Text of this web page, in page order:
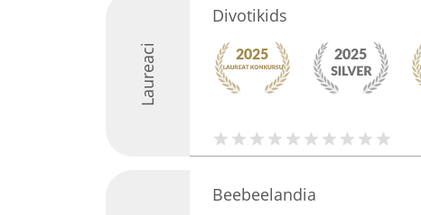
Laureaci
Divotikids
Beebeelandia